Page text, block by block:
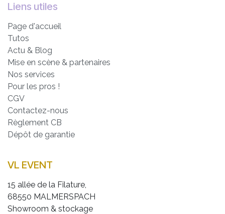
Liens utiles
Page d'accueil
Tutos
Actu & Blog
Mise en scène & partenaires
Nos services
Pour les pros !
CGV
Contactez-nous
Règlement CB
Dépôt de garantie
VL EVENT
15 allée de la Filature,
68550 MALMERSPACH
Showroom & stockage